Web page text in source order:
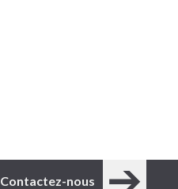
Contactez-nous